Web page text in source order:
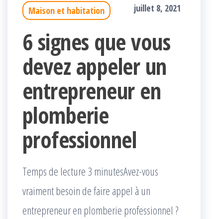
Maison et habitation juillet 8, 2021
6 signes que vous
devez appeler un
entrepreneur en
plomberie
professionnel
Temps de lecture 3 minutesAvez-vous
vraiment besoin de faire appel à un
entrepreneur en plomberie professionnel ?